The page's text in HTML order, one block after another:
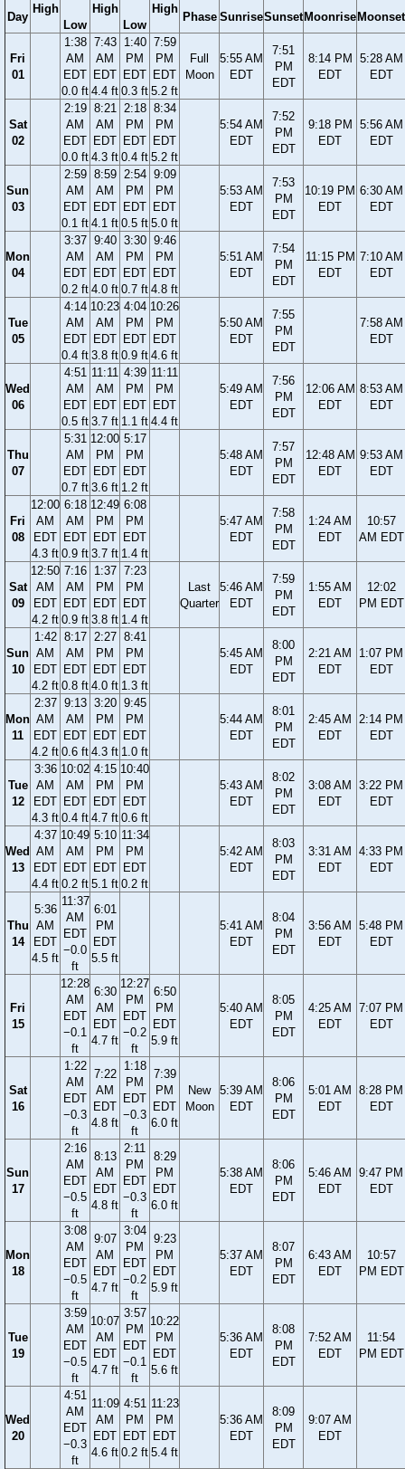
Day
High
Low
High
Low
High
Phase SunriseSunset Moonrise Moonset
Fri
01
1:38
AM
EDT
0.0 ft
7:43
AM
EDT
4.4 ft
1:40
PM
EDT
0.3 ft
7:59
PM
EDT
5.2 ft
Full
Moon
5:55 AM
EDT
7:51
PM
EDT
8:14 PM
EDT
5:28 AM
EDT
Sat
02
2:19
AM
EDT
0.0 ft
8:21
AM
EDT
4.3 ft
2:18
PM
EDT
0.4 ft
8:34
PM
EDT
5.2 ft
5:54 AM
EDT
7:52
PM
EDT
9:18 PM
EDT
5:56 AM
EDT
Sun
03
2:59
AM
EDT
0.1 ft
8:59
AM
EDT
4.1 ft
2:54
PM
EDT
0.5 ft
9:09
PM
EDT
5.0 ft
5:53 AM
EDT
7:53
PM
EDT
10:19 PM
EDT
6:30 AM
EDT
Mon
04
3:37
AM
EDT
0.2 ft
9:40
AM
EDT
4.0 ft
3:30
PM
EDT
0.7 ft
9:46
PM
EDT
4.8 ft
5:51 AM
EDT
7:54
PM
EDT
11:15 PM
EDT
7:10 AM
EDT
Tue
05
4:14
AM
EDT
0.4 ft
10:23
AM
EDT
3.8 ft
4:04
PM
EDT
0.9 ft
10:26
PM
EDT
4.6 ft
5:50 AM
EDT
7:55
PM
EDT
7:58 AM
EDT
Wed
06
4:51
AM
EDT
0.5 ft
11:11
AM
EDT
3.7 ft
4:39
PM
EDT
1.1 ft
11:11
PM
EDT
4.4 ft
5:49 AM
EDT
7:56
PM
EDT
12:06 AM
EDT
8:53 AM
EDT
Thu
07
5:31
AM
EDT
0.7 ft
12:00
PM
EDT
3.6 ft
5:17
PM
EDT
1.2 ft
5:48 AM
EDT
7:57
PM
EDT
12:48 AM
EDT
9:53 AM
EDT
Fri
08
12:00
AM
EDT
4.3 ft
6:18
AM
EDT
0.9 ft
12:49
PM
EDT
3.7 ft
6:08
PM
EDT
1.4 ft
5:47 AM
EDT
7:58
PM
EDT
1:24 AM
EDT
10:57
AM EDT
Sat
09
12:50
AM
EDT
4.2 ft
7:16
AM
EDT
0.9 ft
1:37
PM
EDT
3.8 ft
7:23
PM
EDT
1.4 ft
Last
Quarter
5:46 AM
EDT
7:59
PM
EDT
1:55 AM
EDT
12:02
PM EDT
Sun
10
1:42
AM
EDT
4.2 ft
8:17
AM
EDT
0.8 ft
2:27
PM
EDT
4.0 ft
8:41
PM
EDT
1.3 ft
5:45 AM
EDT
8:00
PM
EDT
2:21 AM
EDT
1:07 PM
EDT
Mon
11
2:37
AM
EDT
4.2 ft
9:13
AM
EDT
0.6 ft
3:20
PM
EDT
4.3 ft
9:45
PM
EDT
1.0 ft
5:44 AM
EDT
8:01
PM
EDT
2:45 AM
EDT
2:14 PM
EDT
Tue
12
3:36
AM
EDT
4.3 ft
10:02
AM
EDT
0.4 ft
4:15
PM
EDT
4.7 ft
10:40
PM
EDT
0.6 ft
5:43 AM
EDT
8:02
PM
EDT
3:08 AM
EDT
3:22 PM
EDT
Wed
13
4:37
AM
EDT
4.4 ft
10:49
AM
EDT
0.2 ft
5:10
PM
EDT
5.1 ft
11:34
PM
EDT
0.2 ft
5:42 AM
EDT
8:03
PM
EDT
3:31 AM
EDT
4:33 PM
EDT
Thu
14
5:36
AM
EDT
4.5 ft
11:37
AM
EDT
−0.0
ft
6:01
PM
EDT
5.5 ft
5:41 AM
EDT
8:04
PM
EDT
3:56 AM
EDT
5:48 PM
EDT
Fri
15
12:28
AM
EDT
−0.1
ft
6:30
AM
EDT
4.7 ft
12:27
PM
EDT
−0.2
ft
6:50
PM
EDT
5.9 ft
5:40 AM
EDT
8:05
PM
EDT
4:25 AM
EDT
7:07 PM
EDT
Sat
16
1:22
AM
EDT
−0.3
ft
7:22
AM
EDT
4.8 ft
1:18
PM
EDT
−0.3
ft
7:39
PM
EDT
6.0 ft
New
Moon
5:39 AM
EDT
8:06
PM
EDT
5:01 AM
EDT
8:28 PM
EDT
Sun
17
2:16
AM
EDT
−0.5
ft
8:13
AM
EDT
4.8 ft
2:11
PM
EDT
−0.3
ft
8:29
PM
EDT
6.0 ft
5:38 AM
EDT
8:06
PM
EDT
5:46 AM
EDT
9:47 PM
EDT
Mon
18
3:08
AM
EDT
−0.5
ft
9:07
AM
EDT
4.7 ft
3:04
PM
EDT
−0.2
ft
9:23
PM
EDT
5.9 ft
5:37 AM
EDT
8:07
PM
EDT
6:43 AM
EDT
10:57
PM EDT
Tue
19
3:59
AM
EDT
−0.5
ft
10:07
AM
EDT
4.7 ft
3:57
PM
EDT
−0.1
ft
10:22
PM
EDT
5.6 ft
5:36 AM
EDT
8:08
PM
EDT
7:52 AM
EDT
11:54
PM EDT
Wed
20
4:51
AM
EDT
−0.3
ft
11:09
AM
EDT
4.6 ft
4:51
PM
EDT
0.2 ft
11:23
PM
EDT
5.4 ft
5:36 AM
EDT
8:09
PM
EDT
9:07 AM
EDT